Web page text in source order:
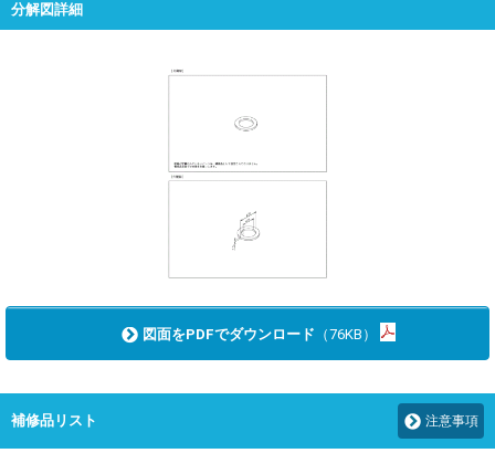
分解図詳細
図面をPDFでダウンロード （76KB）
補修品リスト 注意事項